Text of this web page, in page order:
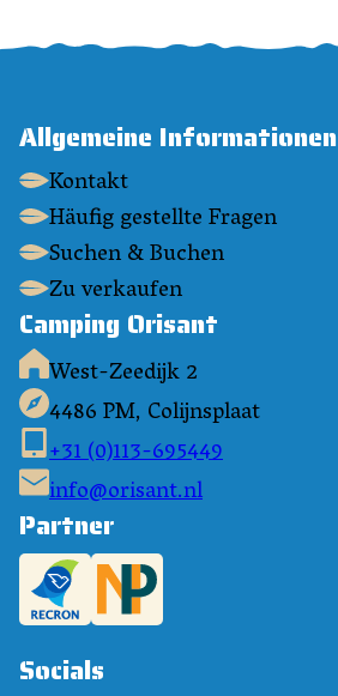
Camping Orisant
West-Zeedijk 2
4486 PM, Colijnsplaat
+31 (0)113-695449
info@orisant.nl
Allgemeine Informationen
Kontakt
Häufig gestellte Fragen
Suchen & Buchen
Zu verkaufen
Partner
Socials